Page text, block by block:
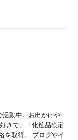
活動中。お出かけや
きで、「化粧品検定
を取得。 ブログやイ